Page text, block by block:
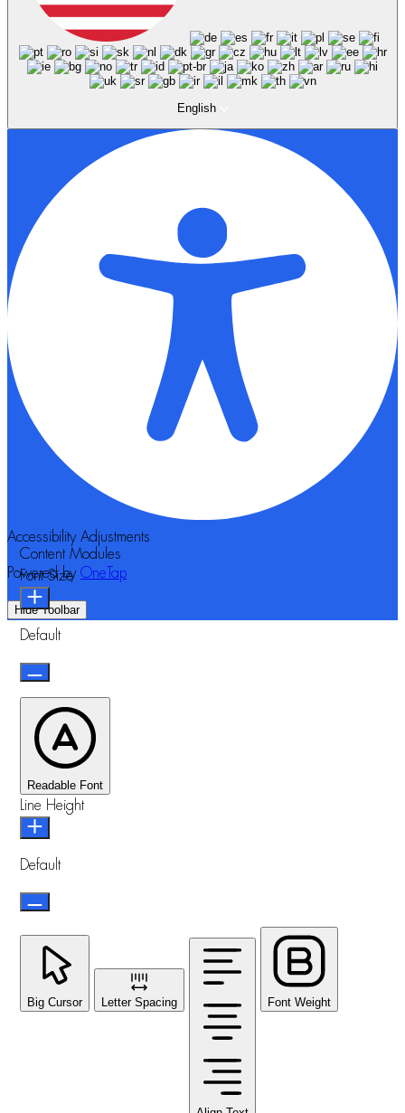
English
Accessibility Adjustments
Powered by OneTap
Hide Toolbar
Content Modules
Font Size
Default
Readable Font
Line Height
Default
Big Cursor Letter Spacing Font Weight